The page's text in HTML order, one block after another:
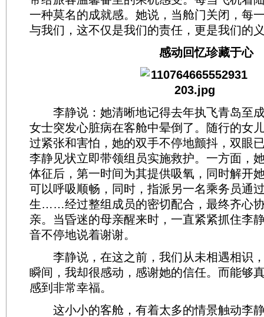
一种莫名的成就感。她说，当舱门关闭，每
与我们，这不仅是我们的责任，更是我们的
感动回忆珍藏于心
李静说：她清晰地记得去年执飞青岛至
女士突发心脏病在客舱中晕倒了。随行的女
过紧张和害怕，她的双手不停地颤抖，双眼
李静见状立即带领组员实施救护。一方面，
体征后，第一时间为其提供吸氧，同时解开
可以呼吸顺畅，同时，指派另一名乘务员通
生……经过整组成员的密切配合，最终齐心
亲。当昏迷的母亲醒来时，一直紧紧抓住李
音不停地说着谢谢。
李静说，在这之前，我们从未相遇相识
瞬间，我却很感动，感谢她的信任。而能够
感到非常幸福。
这小小的客舱，有着太多的情景触动李